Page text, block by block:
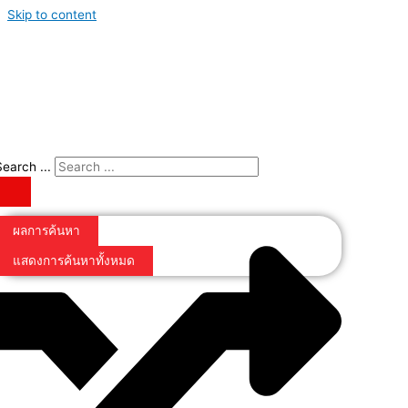
Skip to content
...
ผลการค้นหา
แสดงการค้นหาทั้งหมด